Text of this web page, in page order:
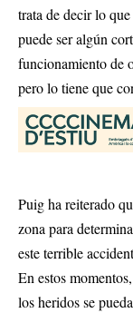
trata de decir lo
puede ser algún
funcionamiento de
pero lo tiene que
Puig ha reiterado
zona para
este terrible
En estos
los heridos se